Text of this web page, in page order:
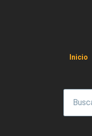
Inicio